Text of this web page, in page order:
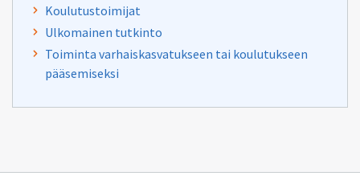
Koulutustoimijat
Ulkomainen tutkinto
Toiminta varhaiskasvatukseen tai koulutukseen
pääsemiseksi